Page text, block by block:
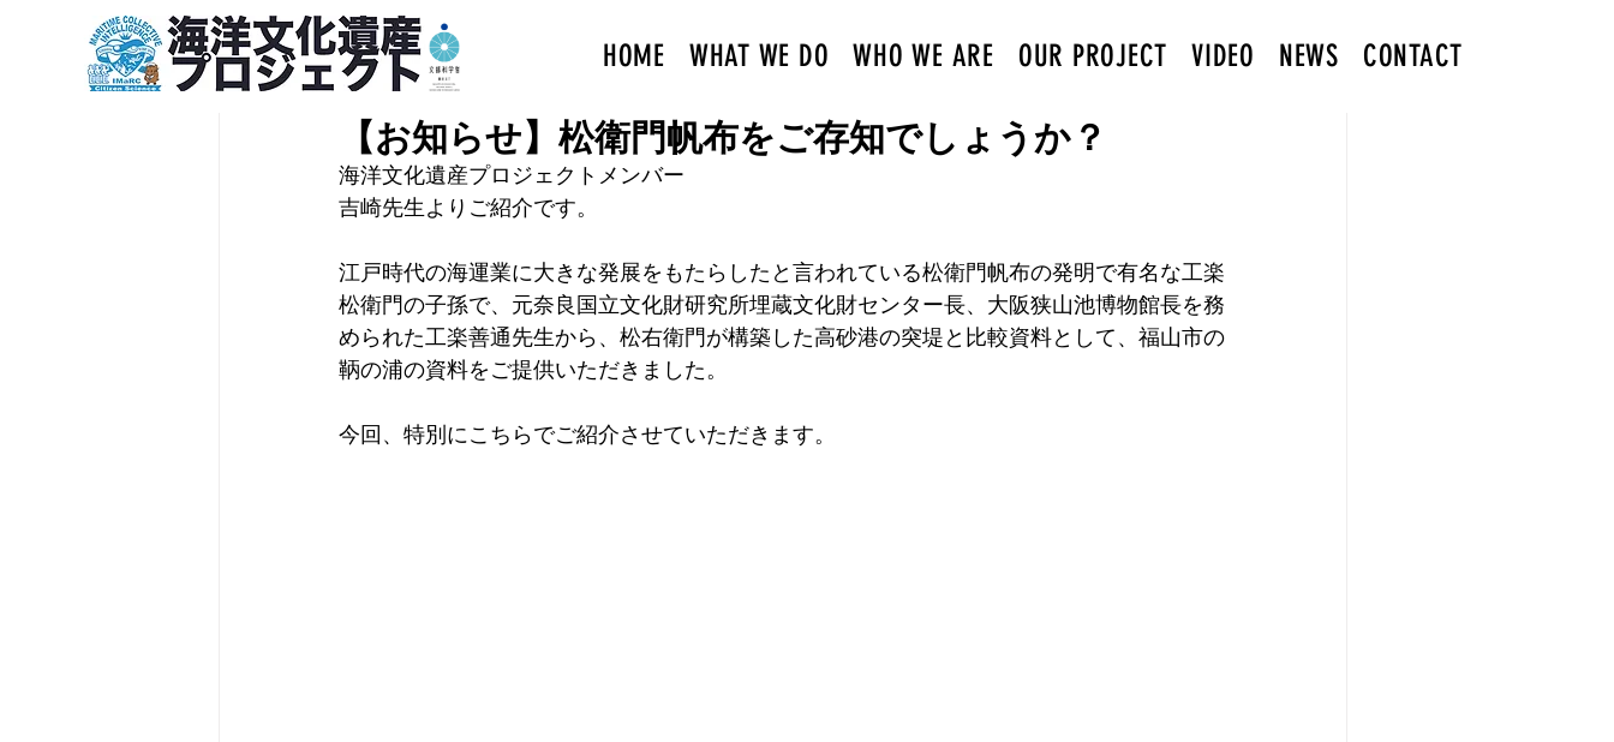
HOME WHAT WE DO WHO WE ARE OUR PROJECT VIDEO NEWS CONTACT
【お知らせ】松衛門帆布をご存知でしょうか？
海洋文化遺産プロジェクトメンバー
吉崎先生よりご紹介です。
江戸時代の海運業に大きな発展をもたらしたと言われている松衛門帆布の発明で有名な工楽
松衛門の子孫で、元奈良国立文化財研究所埋蔵文化財センター長、大阪狭山池博物館長を務
められた工楽善通先生から、松右衛門が構築した高砂港の突堤と比較資料として、福山市の
鞆の浦の資料をご提供いただきました。
今回、特別にこちらでご紹介させていただきます。